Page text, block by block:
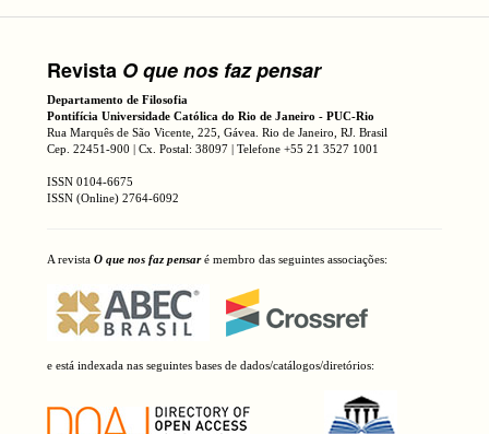
Revista O que nos faz pensar
Departamento de Filosofia
Pontifícia Universidade Católica do Rio de Janeiro - PUC-Rio
Rua Marquês de São Vicente, 225, Gávea. Rio de Janeiro, RJ. Brasil
Cep. 22451-900 | Cx. Postal: 38097 | Telefone +55 21 3527 1001
ISSN 0104-6675
ISSN (Online) 2764-6092
A revista O que nos faz pensaré membro das seguintes associações:
e está indexada nas seguintes bases de dados/catálogos/diretórios: